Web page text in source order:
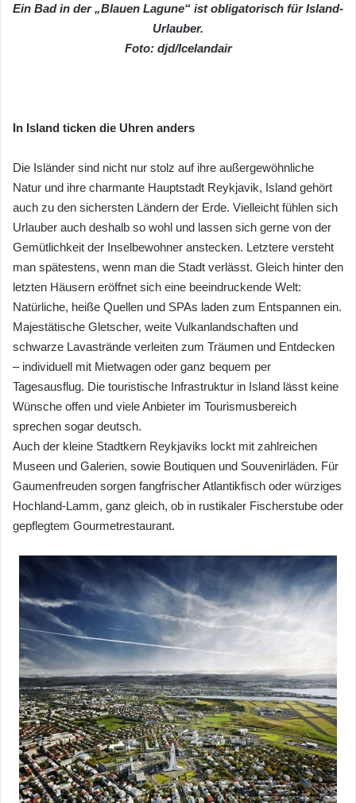
Ein Bad in der „Blauen Lagune“ ist obligatorisch für Island-
Urlauber.
Foto: djd/Icelandair
In Island ticken die Uhren anders
Die Isländer sind nicht nur stolz auf ihre außergewöhnliche
Natur und ihre charmante Hauptstadt Reykjavik, Island gehört
auch zu den sichersten Ländern der Erde. Vielleicht fühlen sich
Urlauber auch deshalb so wohl und lassen sich gerne von der
Gemütlichkeit der Inselbewohner anstecken. Letztere versteht
man spätestens, wenn man die Stadt verlässt. Gleich hinter den
letzten Häusern eröffnet sich eine beeindruckende Welt:
Natürliche, heiße Quellen und SPAs laden zum Entspannen ein.
Majestätische Gletscher, weite Vulkanlandschaften und
schwarze Lavastrände verleiten zum Träumen und Entdecken
– individuell mit Mietwagen oder ganz bequem per
Tagesausflug. Die touristische Infrastruktur in Island lässt keine
Wünsche offen und viele Anbieter im Tourismusbereich
sprechen sogar deutsch.
Auch der kleine Stadtkern Reykjaviks lockt mit zahlreichen
Museen und Galerien, sowie Boutiquen und Souvenirläden. Für
Gaumenfreuden sorgen fangfrischer Atlantikfisch oder würziges
Hochland-Lamm, ganz gleich, ob in rustikaler Fischerstube oder
gepflegtem Gourmetrestaurant.